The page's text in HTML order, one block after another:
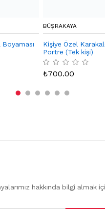
Boyaması
BÜŞRAKAYA
Kişiye Özel
Portre (Tek kişi)
₺700.00
hakkında bilgi almak